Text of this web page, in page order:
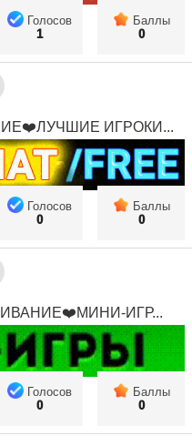
Голосов
1
Баллы
0
ИГРОКИ...
Голосов
0
Баллы
0
ИГР...
Голосов
0
Баллы
0